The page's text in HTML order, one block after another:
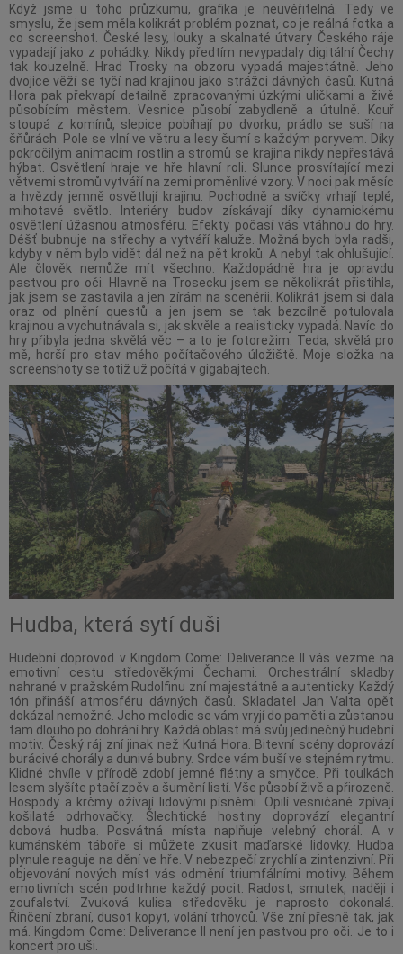
Když jsme u toho průzkumu, grafika je neuvěřitelná. Tedy ve
smyslu, že jsem měla kolikrát problém poznat, co je reálná fotka a
co screenshot. České lesy, louky a skalnaté útvary Českého ráje
vypadají jako z pohádky. Nikdy předtím nevypadaly digitální Čechy
tak kouzelně. Hrad Trosky na obzoru vypadá majestátně. Jeho
dvojice věží se tyčí nad krajinou jako strážci dávných časů. Kutná
Hora pak překvapí detailně zpracovanými úzkými uličkami a živě
působícím městem. Vesnice působí zabydleně a útulně. Kouř
stoupá z komínů, slepice pobíhají po dvorku, prádlo se suší na
šňůrách. Pole se vlní ve větru a lesy šumí s každým poryvem. Díky
pokročilým animacím rostlin a stromů se krajina nikdy nepřestává
hýbat. Osvětlení hraje ve hře hlavní roli. Slunce prosvítající mezi
větvemi stromů vytváří na zemi proměnlivé vzory. V noci pak měsíc
a hvězdy jemně osvětlují krajinu. Pochodně a svíčky vrhají teplé,
mihotavé světlo. Interiéry budov získávají díky dynamickému
osvětlení úžasnou atmosféru. Efekty počasí vás vtáhnou do hry.
Déšť bubnuje na střechy a vytváří kaluže. Možná bych byla radši,
kdyby v něm bylo vidět dál než na pět kroků. A nebyl tak ohlušující.
Ale člověk nemůže mít všechno. Každopádně hra je opravdu
pastvou pro oči. Hlavně na Trosecku jsem se několikrát přistihla,
jak jsem se zastavila a jen zírám na scenérii. Kolikrát jsem si dala
oraz od plnění questů a jen jsem se tak bezcílně potulovala
krajinou a vychutnávala si, jak skvěle a realisticky vypadá. Navíc do
hry přibyla jedna skvělá věc – a to je fotorežim. Teda, skvělá pro
mě, horší pro stav mého počítačového úložiště. Moje složka na
screenshoty se totiž už počítá v gigabajtech.
Hudba, která sytí duši
Hudební doprovod v Kingdom Come: Deliverance II vás vezme na
emotivní cestu středověkými Čechami. Orchestrální skladby
nahrané v pražském Rudolfinu zní majestátně a autenticky. Každý
tón přináší atmosféru dávných časů. Skladatel Jan Valta opět
dokázal nemožné. Jeho melodie se vám vryjí do paměti a zůstanou
tam dlouho po dohrání hry. Každá oblast má svůj jedinečný hudební
motiv. Český ráj zní jinak než Kutná Hora. Bitevní scény doprovází
burácivé chorály a dunivé bubny. Srdce vám buší ve stejném rytmu.
Klidné chvíle v přírodě zdobí jemné flétny a smyčce. Při toulkách
lesem slyšíte ptačí zpěv a šumění listí. Vše působí živě a přirozeně.
Hospody a krčmy ožívají lidovými písněmi. Opilí vesničané zpívají
košilaté odrhovačky. Šlechtické hostiny doprovází elegantní
dobová hudba. Posvátná místa naplňuje velebný chorál. A v
kumánském táboře si můžete zkusit maďarské lidovky. Hudba
plynule reaguje na dění ve hře. V nebezpečí zrychlí a zintenzivní. Při
objevování nových míst vás odmění triumfálními motivy. Během
emotivních scén podtrhne každý pocit. Radost, smutek, naději i
zoufalství. Zvuková kulisa středověku je naprosto dokonalá.
Řinčení zbraní, dusot kopyt, volání trhovců. Vše zní přesně tak, jak
má. Kingdom Come: Deliverance II není jen pastvou pro oči. Je to i
koncert pro uši.